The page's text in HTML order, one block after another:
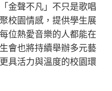
金聲不凡」不只是歌唱
校園情感，提供學生展
位熱愛音樂的人都能在
會也將持續舉辦多元藝
具活力與溫度的校園環